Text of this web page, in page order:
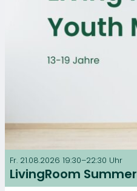
Fr. 21.08.2026 19:30–22:30 Uhr
LivingRoom Summer